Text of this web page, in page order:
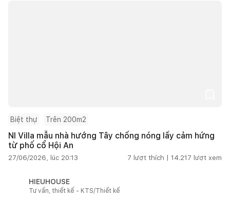
Biệt thự Trên 200m2
NI Villa mẫu nhà hướng Tây chống nóng lấy cảm hứng
từ phố cổ Hội An
27/06/2026, lúc 20:13 7 lượt thích | 14.217 lượt xem
HIEUHOUSE
Tư vấn, thiết kế - KTS/Thiết kế